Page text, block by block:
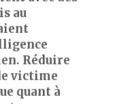
au
Réduire
victime
quant à